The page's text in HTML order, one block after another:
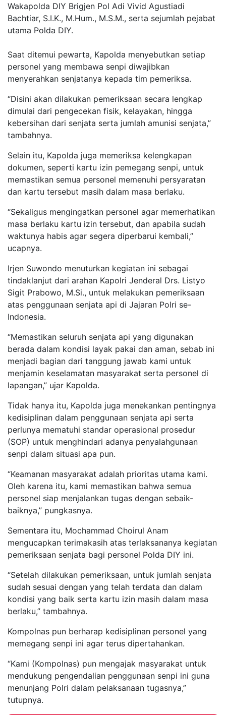
Wakapolda DIY Brigjen Pol Adi Vivid Agustiadi
Bachtiar, S.I.K., M.Hum., M.S.M., serta sejumlah pejabat
utama Polda DIY.
Saat ditemui pewarta, Kapolda menyebutkan setiap
personel yang membawa senpi diwajibkan
menyerahkan senjatanya kepada tim pemeriksa.
“Disini akan dilakukan pemeriksaan secara lengkap
dimulai dari pengecekan fisik, kelayakan, hingga
kebersihan dari senjata serta jumlah amunisi senjata,”
tambahnya.
Selain itu, Kapolda juga memeriksa kelengkapan
dokumen, seperti kartu izin pemegang senpi, untuk
memastikan semua personel memenuhi persyaratan
dan kartu tersebut masih dalam masa berlaku.
“Sekaligus mengingatkan personel agar memerhatikan
masa berlaku kartu izin tersebut, dan apabila sudah
waktunya habis agar segera diperbarui kembali,”
ucapnya.
Irjen Suwondo menuturkan kegiatan ini sebagai
tindaklanjut dari arahan Kapolri Jenderal Drs. Listyo
Sigit Prabowo, M.Si., untuk melakukan pemeriksaan
atas penggunaan senjata api di Jajaran Polri se-
Indonesia.
“Memastikan seluruh senjata api yang digunakan
berada dalam kondisi layak pakai dan aman, sebab ini
menjadi bagian dari tanggung jawab kami untuk
menjamin keselamatan masyarakat serta personel di
lapangan,” ujar Kapolda.
Tidak hanya itu, Kapolda juga menekankan pentingnya
kedisiplinan dalam penggunaan senjata api serta
perlunya mematuhi standar operasional prosedur
(SOP) untuk menghindari adanya penyalahgunaan
senpi dalam situasi apa pun.
“Keamanan masyarakat adalah prioritas utama kami.
Oleh karena itu, kami memastikan bahwa semua
personel siap menjalankan tugas dengan sebaik-
baiknya,” pungkasnya.
Sementara itu, Mochammad Choirul Anam
mengucapkan terimakasih atas terlaksananya kegiatan
pemeriksaan senjata bagi personel Polda DIY ini.
“Setelah dilakukan pemeriksaan, untuk jumlah senjata
sudah sesuai dengan yang telah terdata dan dalam
kondisi yang baik serta kartu izin masih dalam masa
berlaku,” tambahnya.
Kompolnas pun berharap kedisiplinan personel yang
memegang senpi ini agar terus dipertahankan.
“Kami (Kompolnas) pun mengajak masyarakat untuk
mendukung pengendalian penggunaan senpi ini guna
menunjang Polri dalam pelaksanaan tugasnya,”
tutupnya.